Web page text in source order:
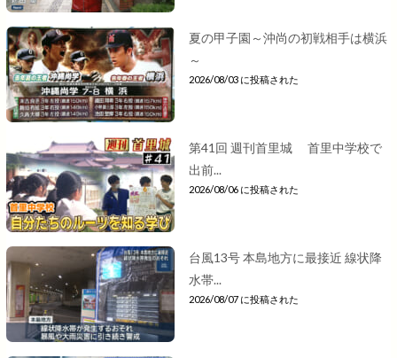
夏の甲子園～沖尚の初戦相手は横浜
～
2026/08/03 に投稿された
第41回 週刊首里城 首里中学校で
出前...
2026/08/06 に投稿された
台風13号 本島地方に最接近 線状降
水帯...
2026/08/07 に投稿された